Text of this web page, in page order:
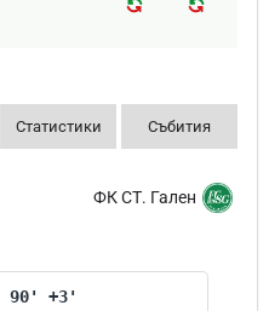
Статистики Събития
ФК СТ. Гален
90' +3'